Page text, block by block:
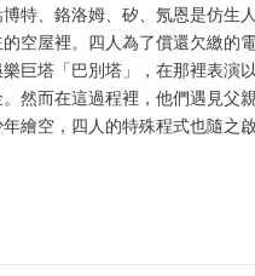
特、鉻洛姆、矽、氖恩是仿生
的空屋裡。四人為了償還欠繳的
巨塔「巴別塔」，在那裡表演
然而在這過程裡，他們遇見父
年繪空，四人的特殊程式也隨之